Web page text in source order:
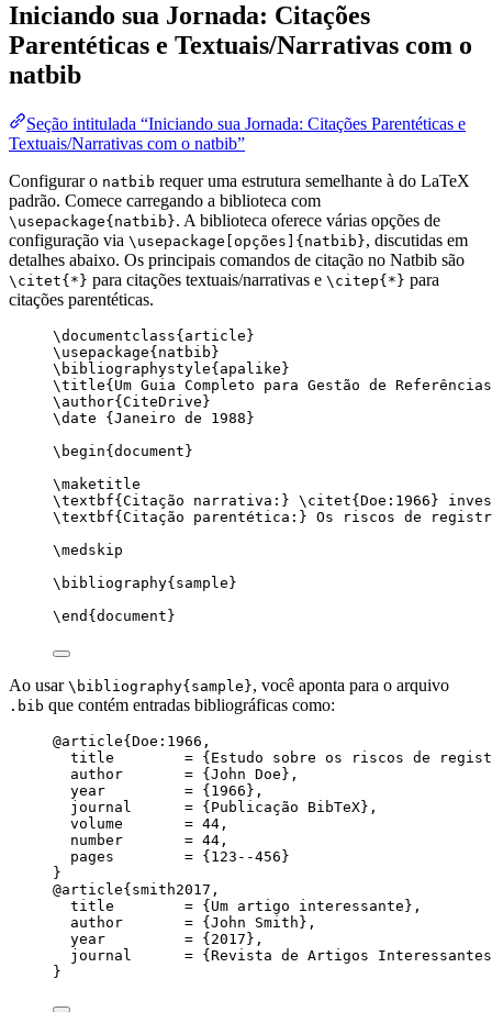
Iniciando sua Jornada: Citações
Parentéticas e Textuais/Narrativas com o
natbib
Seção intitulada “Iniciando sua Jornada: Citações Parentéticas e
Textuais/Narrativas com o natbib”
Configurar o natbib requer uma estrutura semelhante à do LaTeX
padrão. Comece carregando a biblioteca com
\usepackage{natbib}. A biblioteca oferece várias opções de
configuração via \usepackage[opções]{natbib}, discutidas em
detalhes abaixo. Os principais comandos de citação no Natbib são
\citet{*} para citações textuais/narrativas e \citep{*} para
citações parentéticas.
\documentclass{ article }
\usepackage{ natbib }
\bibliographystyle{apalike}
\title{Um Guia Completo para Gestão de
\author{CiteDrive}
\date {Janeiro de 1988}
\begin{ document }
\maketitle
\textbf{Citação narrativa:} \citet{ Doe:1966 }
\textbf{Citação parentética:} Os riscos de
\medskip
\bibliography{sample}
\end { document }
Ao usar \bibliography{sample}, você aponta para o arquivo
.bib que contém entradas bibliográficas como:
@article{Doe:1966,
title
        =
{ Estudo sobre os riscos de
author
       =
{ John Doe } ,
year
         =
{ 1966 } ,
journal
      =
{ Publicação BibTeX} ,
volume
       =
44 ,
number
       =
44 ,
pages
        =
{ 123--456 }
}
@article{smith2017,
title
        =
{ Um artigo interessante } ,
author
       =
{ John Smith } ,
year
         =
{ 2017 } ,
journal
      =
{ Revista de Artigos Interessantes
}